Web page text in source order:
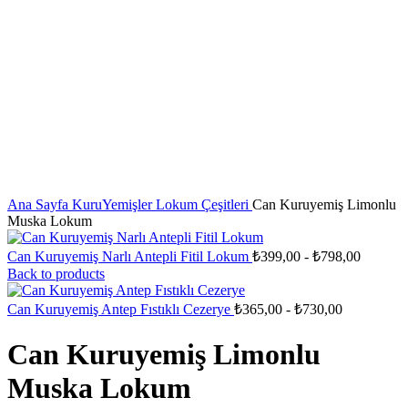
Ana Sayfa KuruYemişlerLokum Çeşitleri Can Kuruyemiş Limonlu
Muska Lokum
Can Kuruyemiş Narlı Antepli Fitil Lokum ₺399,00 - ₺798,00
Back to products
Can Kuruyemiş Antep Fıstıklı Cezerye ₺365,00 - ₺730,00
Can Kuruyemiş Limonlu
Muska Lokum